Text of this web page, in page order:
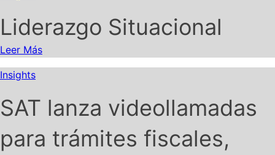
Liderazgo Situacional
Leer Más
Insights
SAT lanza videollamadas
para trámites fiscales,